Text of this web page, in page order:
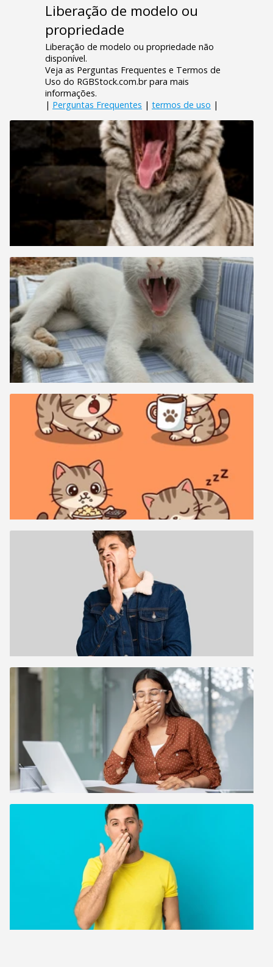
Liberação de modelo ou
propriedade
Liberação de modelo ou propriedade não
disponível.
Veja as Perguntas Frequentes e Termos de
Uso do RGBStock.com.br para mais
informações.
| Perguntas Frequentes | termos de uso |